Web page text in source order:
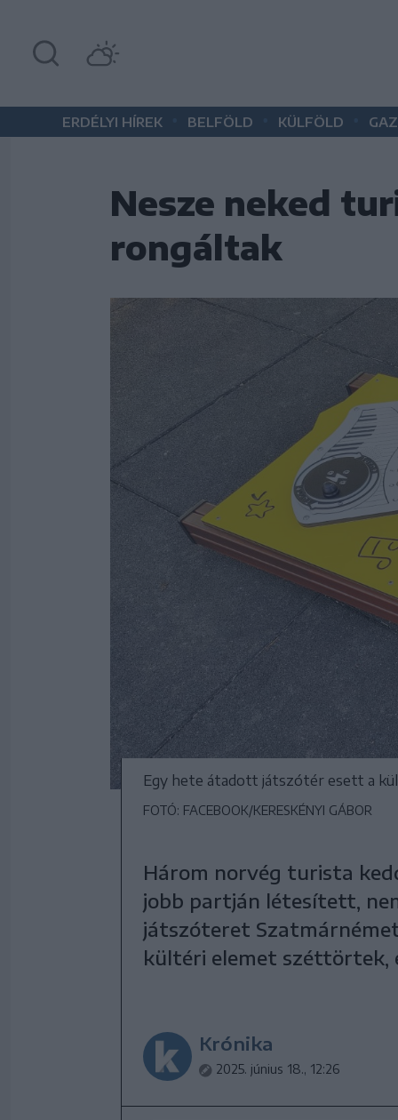
ERDÉLYI HÍREK BELFÖLD KÜLFÖLD
Nesze neked
rongáltak
Egy hete átadott játszótér esett a
FOTÓ: FACEBOOK/KERESKÉNYI GÁBOR
Három norvég turista
jobb partján létesített,
játszóteret
kültéri elemet széttörtek,
Krónika
2025. június 18., 12:26